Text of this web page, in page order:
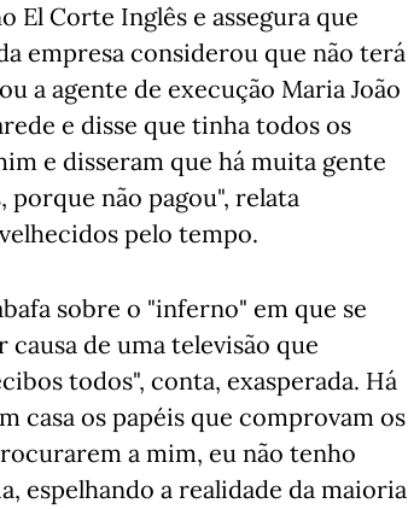
El Corte Inglês e assegura que
empresa considerou que não terá
a agente de execução Maria João
e disse que tinha todos os
e disseram que há muita gente
porque não pagou", relata
pelo tempo.
sobre o "inferno" em que se
de uma televisão que
todos", conta, exasperada. Há
casa os papéis que comprovam os
a mim, eu não tenho
espelhando a realidade da maioria